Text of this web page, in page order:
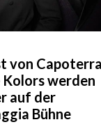
von Capoterra
werden
auf der
Bühne